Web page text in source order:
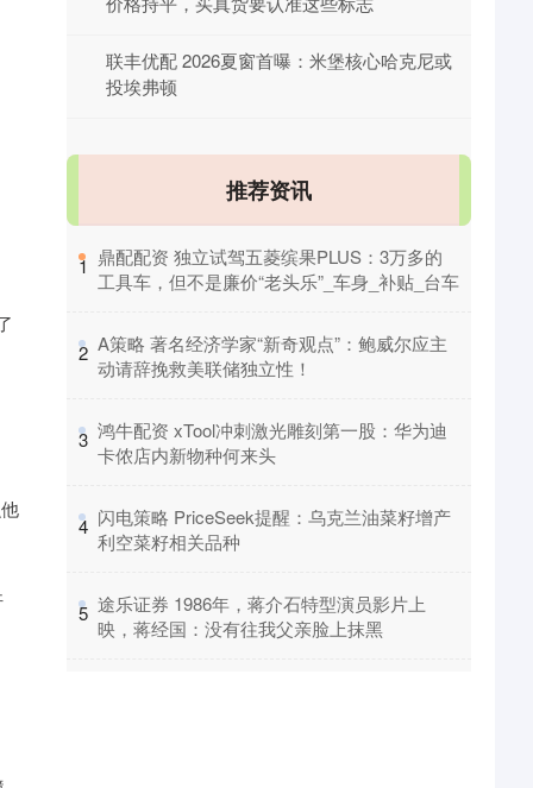
联丰优配 2026夏窗首曝：米堡核心哈克尼或
投埃弗顿
推荐资讯
1 ​鼎配配资 独立试驾五菱缤果PLUS：3万多的
工具车，但不是廉价“老头乐”_车身_补贴_台车
2 ​A策略 著名经济学家“新奇观点”：鲍威尔应主
动请辞挽救美联储独立性！
3 ​鸿牛配资 xTool冲刺激光雕刻第一股：华为迪
卡侬店内新物种何来头
4 ​闪电策略 PriceSeek提醒：乌克兰油菜籽增产
利空菜籽相关品种
5 ​途乐证券 1986年，蒋介石特型演员影片上
映，蒋经国：没有往我父亲脸上抹黑